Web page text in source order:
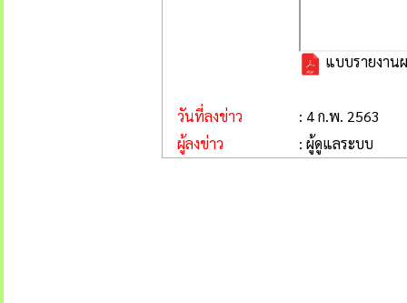
แบบรายงาน
วันที่ลงข่าว
: 4 ก.พ. 2563
ผู้ลงข่าว
: ผู้ดูแลระบบ